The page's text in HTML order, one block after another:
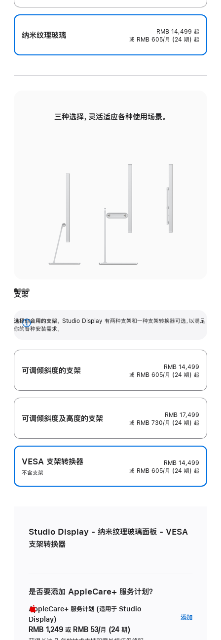
纳米纹理玻璃 RMB 14,499 起
或 RMB 605/月 (24 期) 起
三种选择，灵活适应各种使用场景。
支架
选择你合用的支架。 Studio Display 有两种支架和一种支架转换器可选，以满足
你的各种安装需求。
展
可调倾斜度的支架
RMB 14,499
或 RMB 605/月 (24 期) 起
可调倾斜度及高‍度的支‍架
RMB 17,499
或 RMB 730/月 (24 期) 起
VESA 支架转换器
不含支架
RMB 14,499
或 RMB 605/月 (24 期) 起
Studio Display - 纳米纹理玻璃面板 - VESA
支架转换器
是否要添加 AppleCare+ 服务计划？
AppleCare+ 服务计划 (适用于 Studio
Display)
RMB 1,249 或 RMB 53/月 (24 期)
添加